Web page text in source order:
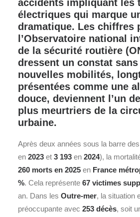
accidents impliquant les
électriques qui marque
dramatique. Les chiffres
l’Observatoire national
de la sécurité routière
dressent un constat
nouvelles mobilités,
présentées comme une
douce, deviennent l’un
plus meurtriers de la
urbaine.
Après deux années sous la barre des
en 2023 et 3 193 en 2024), la
260 morts en 2025 en France
%. Cela représente 67 victimes
an. Dans les Outre-mer, la situation
préoccupante avec 253 décès, soit